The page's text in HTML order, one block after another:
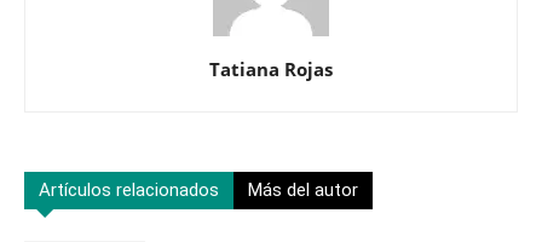
Tatiana Rojas
Artículos relacionados Más del autor